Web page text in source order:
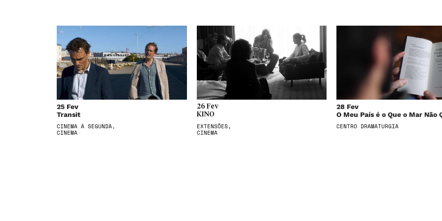
25 Fev
Transit
CINEMA À SEGUNDA,
CINEMA
26 Fev
KINO
EXTENSÕES,
CINEMA
28 Fev
O Meu País é o Que o Mar Não
CENTRO DRAMATURGIA